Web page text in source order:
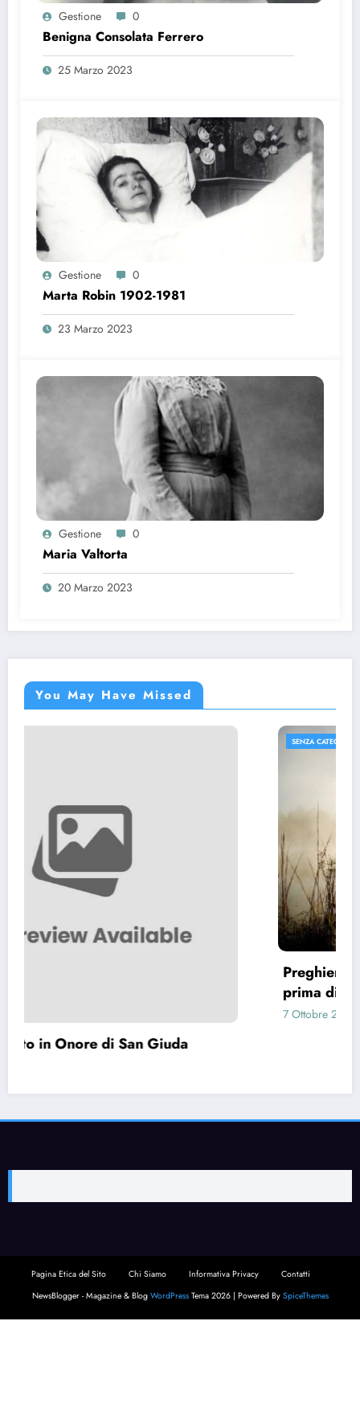
Gestione 0
Benigna Consolata Ferrero
25 Marzo 2023
Gestione 0
Marta Robin 1902-1981
23 Marzo 2023
Gestione 0
Maria Valtorta
20 Marzo 2023
You May Have Missed
Preghiera per capire cosa fare (Preghiera
NewsBlogger - Magazine & BlogWordPressTema 2026 | Powered BySpiceThemes